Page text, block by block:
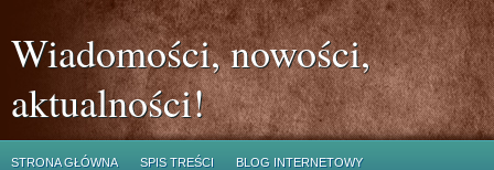
Wiadomości, nowości,
aktualności!
STRONA GŁÓWNA SPIS TREŚCI BLOG INTERNETOWY